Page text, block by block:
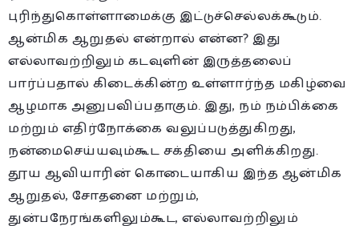
புரிந்துகொள்ளாமைக்கு இட்டுச்செல்லக்கூடும்.
ஆன்மிக ஆறுதல் என்றால் என்ன? இது
எல்லாவற்றிலும் கடவுளின் இருத்தலைப்
பார்ப்பதால் கிடைக்கின்ற உள்ளார்ந்த மகிழ்வை
ஆழமாக அனுபவிப்பதாகும். இது, நம் நம்பிக்கை
மற்றும் எதிர்நோக்கை வலுப்படுத்துகிறது,
நன்மைசெய்யவும்கூட சக்தியை அளிக்கிறது.
தூய ஆவியாரின் கொடையாகிய இந்த ஆன்மிக
ஆறுதல், சோதனை மற்றும்,
துன்பநேரங்களிலும்கூட, எல்லாவற்றிலும்